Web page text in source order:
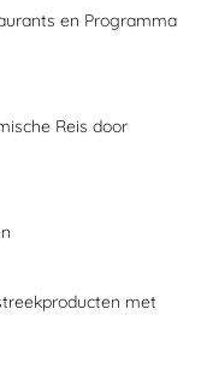
en Programma
Reis door
met